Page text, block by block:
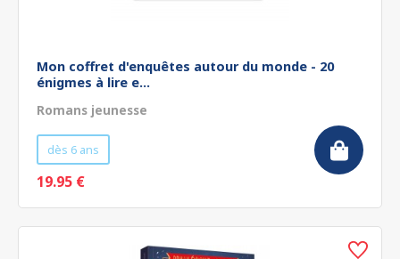
Mon coffret d'enquêtes autour du monde - 20
énigmes à lire e...
Romans jeunesse
dès 6 ans
19.95 €